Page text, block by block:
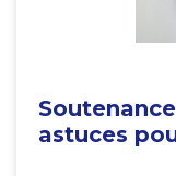
astuces